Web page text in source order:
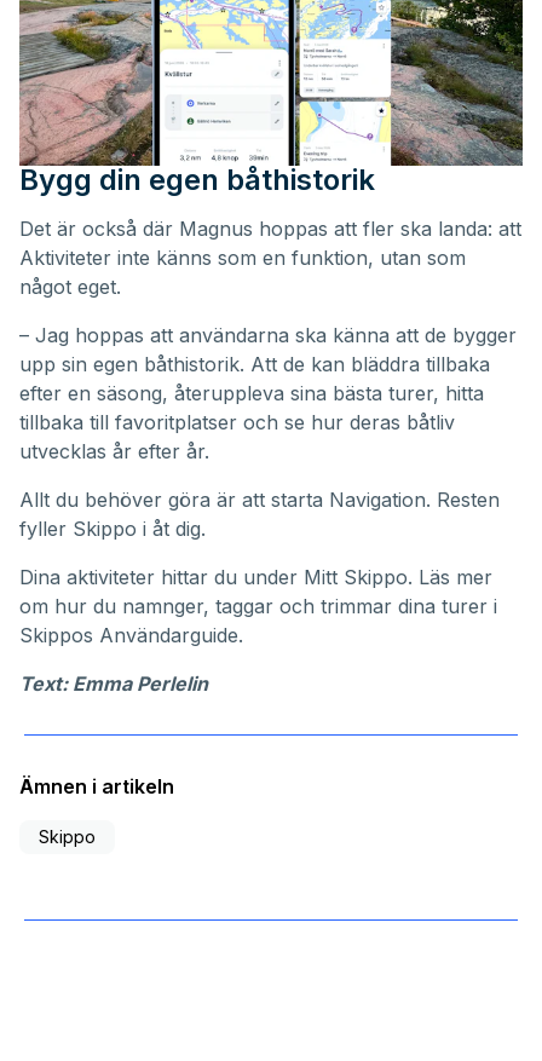
Bygg din egen båthistorik
Det är också där Magnus hoppas att fler ska landa: att
Aktiviteter inte känns som en funktion, utan som
något eget.
– Jag hoppas att användarna ska känna att de bygger
upp sin egen båthistorik. Att de kan bläddra tillbaka
efter en säsong, återuppleva sina bästa turer, hitta
tillbaka till favoritplatser och se hur deras båtliv
utvecklas år efter år.
Allt du behöver göra är att starta Navigation. Resten
fyller Skippo i åt dig.
Dina aktiviteter hittar du under Mitt Skippo. Läs mer
om hur du namnger, taggar och trimmar dina turer i
Skippos Användarguide.
Text: Emma Perlelin
Ämnen i artikeln
Skippo